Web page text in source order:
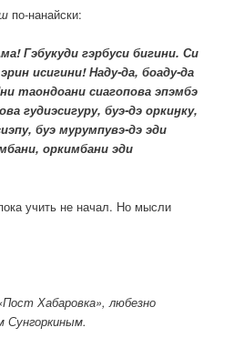
по-нанайски:
Гэбукуди гэрбуси бигини. Си
исигини! Наду-да, боаду-да
таондоани сиагопова эпэмбэ
гудиэсигуру, буэ-дэ оркиӈку,
буэ мурумпувэ-дэ эди
оркимбани эди
учить не начал. Но мысли
Хабаровка», любезно
Сунгоркиным.